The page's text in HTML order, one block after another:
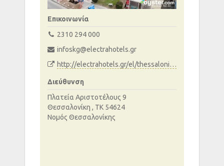
Επικοινωνία
2310 294 000
infoskg@electrahotels.gr
http://electrahotels.gr/el/thessaloniki/electra-palace-thessaloniki/
Διεύθυνση
Πλατεία Αριστοτέλους 9
Θεσσαλονίκη , ΤΚ 54624
Νομός Θεσσαλονίκης